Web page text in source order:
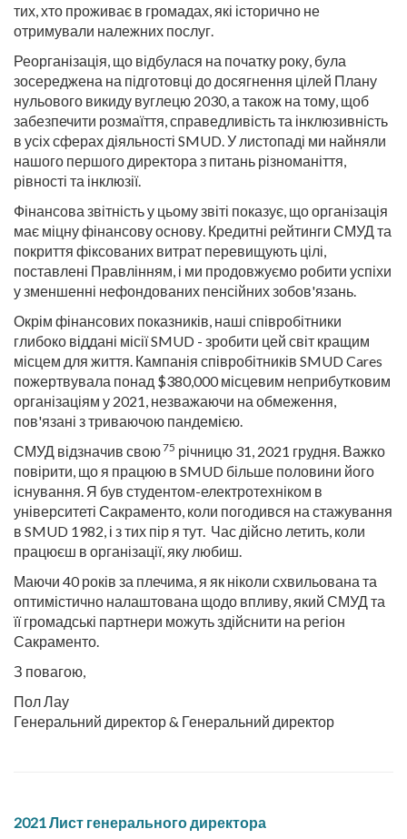
тих, хто проживає в громадах, які історично не
отримували належних послуг.
Реорганізація, що відбулася на початку року, була
зосереджена на підготовці до досягнення цілей Плану
нульового викиду вуглецю 2030, а також на тому, щоб
забезпечити розмаїття, справедливість та інклюзивність
в усіх сферах діяльності SMUD. У листопаді ми найняли
нашого першого директора з питань різноманіття,
рівності та інклюзії.
Фінансова звітність у цьому звіті показує, що організація
має міцну фінансову основу. Кредитні рейтинги СМУД та
покриття фіксованих витрат перевищують цілі,
поставлені Правлінням, і ми продовжуємо робити успіхи
у зменшенні нефондованих пенсійних зобов'язань.
Окрім фінансових показників, наші співробітники
глибоко віддані місії SMUD - зробити цей світ кращим
місцем для життя. Кампанія співробітників SMUD Cares
пожертвувала понад $380,000 місцевим неприбутковим
організаціям у 2021, незважаючи на обмеження,
пов'язані з триваючою пандемією.
СМУД відзначив свою75 річницю 31, 2021 грудня. Важко
повірити, що я працюю в SMUD більше половини його
існування. Я був студентом-електротехніком в
університеті Сакраменто, коли погодився на стажування
в SMUD 1982, і з тих пір я тут. Час дійсно летить, коли
працюєш в організації, яку любиш.
Маючи 40 років за плечима, я як ніколи схвильована та
оптимістично налаштована щодо впливу, який СМУД та
її громадські партнери можуть здійснити на регіон
Сакраменто.
З повагою,
Пол Лау
Генеральний директор & Генеральний директор
2021 Лист генерального директора